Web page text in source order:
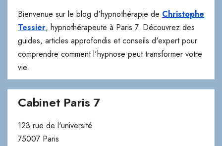
comprendre comment l'hypnose peut transformer votre
vie.
Cabinet Paris 7
123 rue de l'université
75007 Paris
> Email